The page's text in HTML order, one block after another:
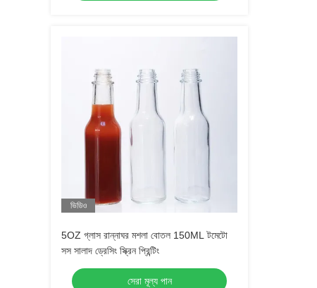
ভিডিও
5OZ গ্লাস রান্নাঘর মশলা বোতল 150ML টমেটো
সস সালাদ ড্রেসিং স্ক্রিন প্রিন্টিং
সেরা মূল্য পান